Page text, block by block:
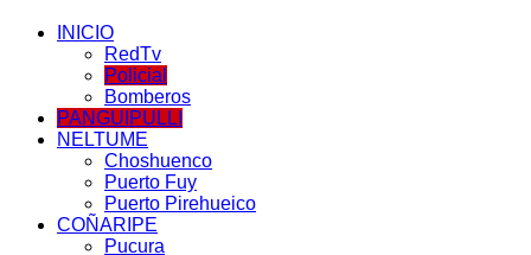
INICIO
RedTv
Policial
Bomberos
PANGUIPULLI
NELTUME
Choshuenco
Puerto Fuy
Puerto Pirehueico
COÑARIPE
Pucura